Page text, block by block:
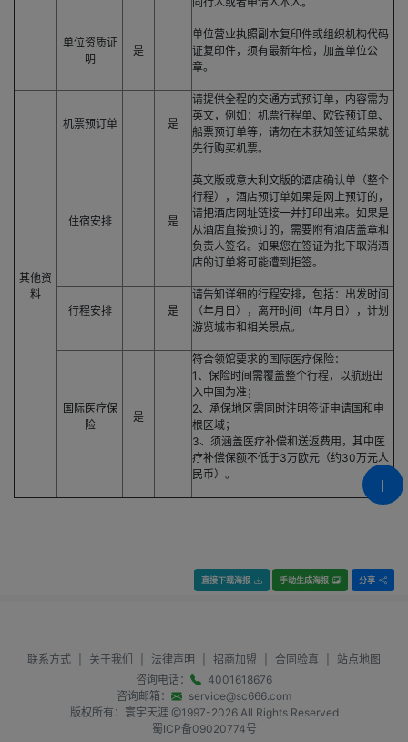
单位资质证
明
是
单位营业执照副本复印件或组织机构代码
证复印件，须有最新年检，加盖单位公
章。
其他资
料
机票预订单 是
请提供全程的交通方式预订单，内容需为
英文，例如：机票行程单、欧铁预订单、
船票预订单等，请勿在未获知签证结果就
先行购买机票。
住宿安排 是
英文版或意大利文版的酒店确认单（整个
行程），酒店预订单如果是网上预订的，
请把酒店网址链接一并打印出来。如果是
从酒店直接预订的，需要附有酒店盖章和
负责人签名。如果您在签证为批下取消酒
店的订单将可能遭到拒签。
行程安排 是
请告知详细的行程安排，包括：出发时间
（年月日），离开时间（年月日），计划
游览城市和相关景点。
国际医疗保
险
是
符合领馆要求的国际医疗保险：
1、保险时间需覆盖整个行程，以航班出
入中国为准；
2、承保地区需同时注明签证申请国和申
根区域；
3、须涵盖医疗补偿和送返费用，其中医
疗补偿保额不低于3万欧元（约30万元人
民币）。
直接下载海报 手动生成海报 分享
联系方式 关于我们 法律声明 招商加盟 合同验真
站点地图
咨询电话：
4001618676
咨询邮箱：
service@sc666.com
版权所有：寰宇天涯 @1997-2026All Rights Reserved
蜀ICP备09020774号